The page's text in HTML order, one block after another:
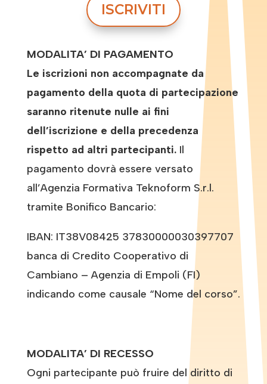
ISCRIVITI
MODALITA’ DI PAGAMENTO
Le iscrizioni non accompagnate da
pagamento della quota di partecipazione
saranno ritenute nulle ai fini
dell’iscrizione e della precedenza
rispetto ad altri partecipanti. Il
pagamento dovrà essere versato
all’Agenzia Formativa Teknoform S.r.l.
tramite Bonifico Bancario:
IBAN: IT38V08425 37830000030397707
banca di Credito Cooperativo di
Cambiano – Agenzia di Empoli (FI)
indicando come causale “Nome del corso”.
MODALITA’ DI RECESSO
Ogni partecipante può fruire del diritto di